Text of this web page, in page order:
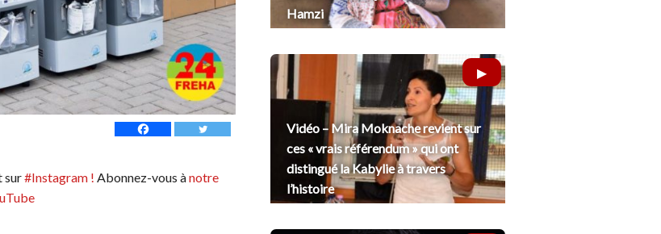
sur#Instagram ! Abonnez-vous ànotre
Hamzi
Vidéo – Mira Moknache revient sur
ces « vrais référendum » qui ont
distingué la Kabylie à travers
l’histoire